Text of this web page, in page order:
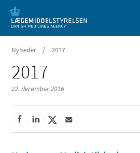
Nyheder / 2017
2017
22. december 2016